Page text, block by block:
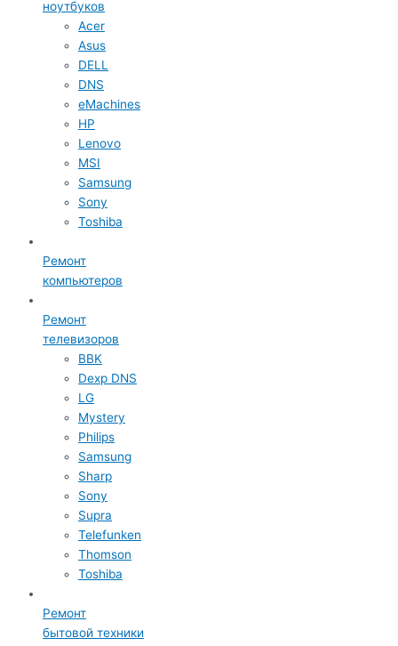
ноутбуков
Acer
Asus
DELL
DNS
eMachines
HP
Lenovo
MSI
Samsung
Sony
Toshiba
Ремонт
компьютеров
Ремонт
телевизоров
BBK
Dexp DNS
LG
Mystery
Philips
Samsung
Sharp
Sony
Supra
Telefunken
Thomson
Toshiba
Ремонт
бытовой техники